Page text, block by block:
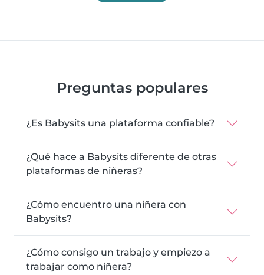
Preguntas populares
¿Es Babysits una plataforma confiable?
¿Qué hace a Babysits diferente de otras
plataformas de niñeras?
¿Cómo encuentro una niñera con
Babysits?
¿Cómo consigo un trabajo y empiezo a
trabajar como niñera?